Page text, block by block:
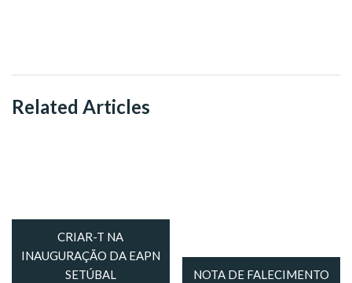
Related Articles
CRIAR-T NA
INAUGURAÇÃO DA EAPN
SETÚBAL
NOTA DE FALECIMENTO